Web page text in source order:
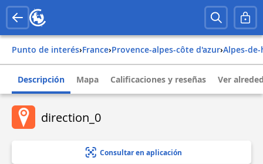
Punto de interés› france› provence-alpes-côte d'azur› alpes-
Descripción Mapa Calificaciones y reseñas Ver
direction_0
Consultar en aplicación